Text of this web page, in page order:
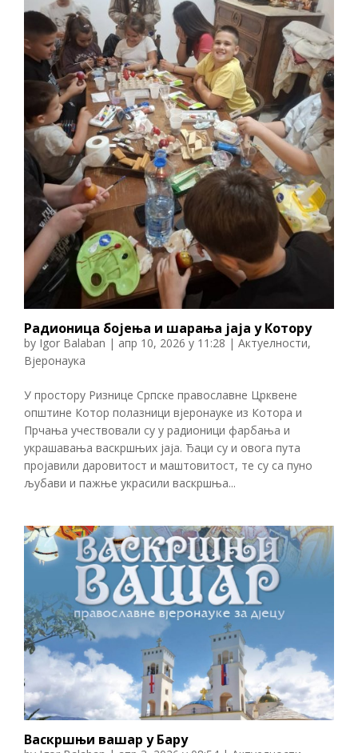
Радионица бојења и шарања јаја у Котору
by Igor Balaban | апр 10, 2026 у 11:28 | Актуелности,
Вјеронаука
У простору Ризнице Српске православне Црквене
општине Котор полазници вјеронауке из Котора и
Прчања учествовали су у радионици фарбања и
украшавања васкршњих јаја. Ђаци су и овога пута
пројавили даровитост и маштовитост, те су са пуно
љубави и пажње украсили васкршња...
Васкршњи вашар у Бару